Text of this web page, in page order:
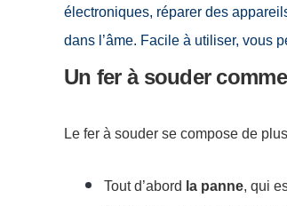
électroniques, réparer des
dans l’âme. Facile à utiliser, vous
Un fer à souder
Le fer à souder se compose de
Tout d’abord la panne, qui